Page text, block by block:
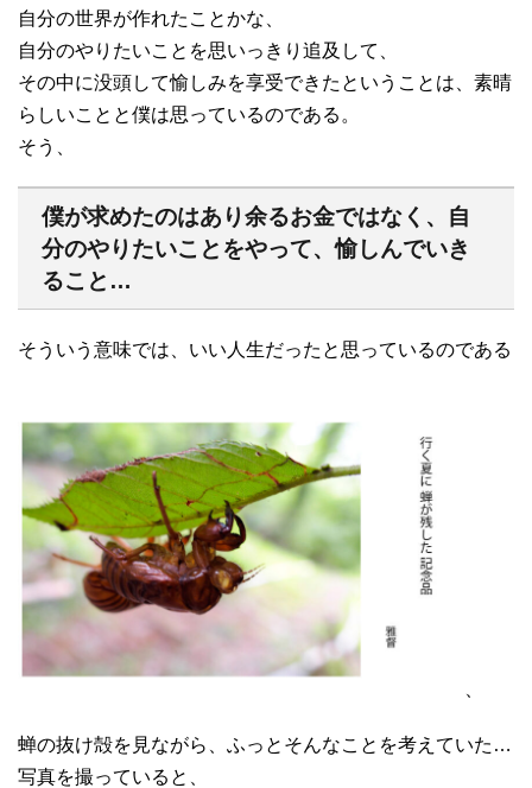
自分の世界が作れたことかな、
自分のやりたいことを思いっきり追及して、
その中に没頭して愉しみを享受できたということは、素晴
らしいことと僕は思っているのである。
そう、
僕が求めたのはあり余るお金ではなく、自
分のやりたいことをやって、愉しんでいき
ること…
そういう意味では、いい人生だったと思っているのである
蝉の抜け殻を見ながら、ふっとそんなことを考えていた…
写真を撮っていると、